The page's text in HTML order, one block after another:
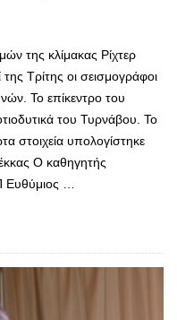
της κλίμακας Ρίχτερ
Τρίτης οι σεισμογράφοι
Το επίκεντρο του
του Τυρνάβου. Το
στοιχεία υπολογίστηκε
Ο καθηγητής
Ευθύμιος …